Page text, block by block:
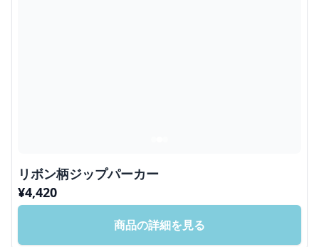
リボン柄ジップパーカー
¥4,420
商品の詳細を見る